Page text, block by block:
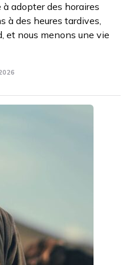
adopter des horaires
à des heures tardives,
et nous menons une vie